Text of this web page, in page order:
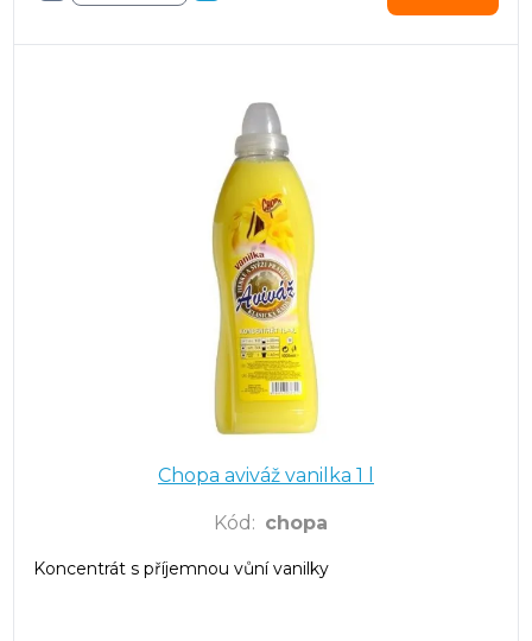
Chopa aviváž vanilka 1 l
Kód : chopa
Koncentrát s příjemnou vůní vanilky